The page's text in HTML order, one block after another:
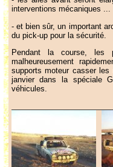
interventions mécaniques ...
- et bien sûr, un important
du pick-up pour la sécurité.
Pendant la course, les
malheureusement
supports moteur casser les
janvier dans la spéciale
véhicules.